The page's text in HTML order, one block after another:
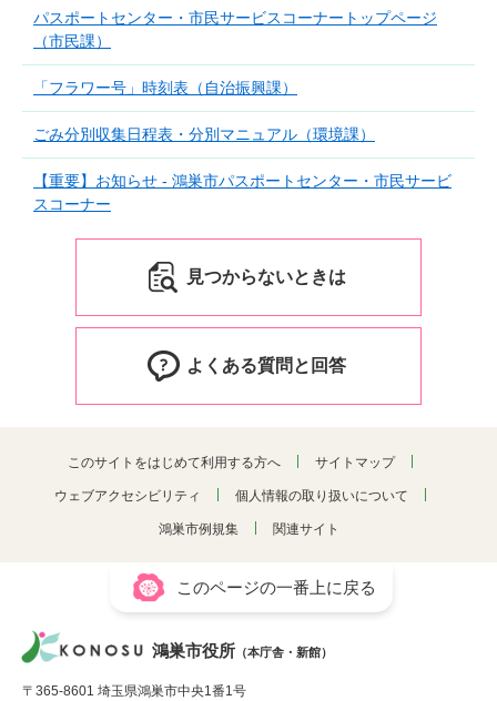
パスポートセンター・市民サービスコーナートップページ
（市民課）
「フラワー号」時刻表（自治振興課）
ごみ分別収集日程表・分別マニュアル（環境課）
【重要】お知らせ - 鴻巣市パスポートセンター・市民サービ
スコーナー
見つからないときは
よくある質問と回答
このサイトをはじめて利用する方へ サイトマップ
ウェブアクセシビリティ 個人情報の取り扱いについて
鴻巣市例規集 関連サイト
このページの一番上に戻る
鴻巣市役所 （本庁舎・新館）
〒365-8601 埼玉県鴻巣市中央1番1号